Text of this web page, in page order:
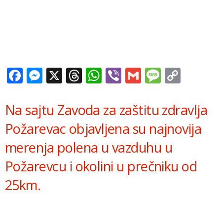
Facebook
Messenger
X Threads
WhatsApp
ViberGmail
Na sajtu Zavoda za zaštitu zdravlja
Požarevac objavljena su najnovija
merenja polena u vazduhu u
Požarevcu i okolini u prečniku od
25km.